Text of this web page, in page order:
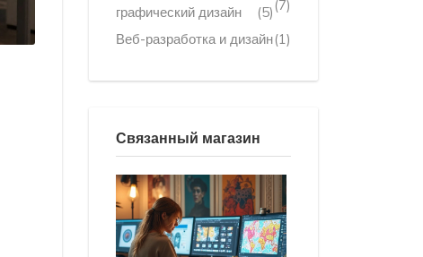
(7)
графический дизайн
(5)
Веб-разработка и дизайн(1)
Связанный магазин